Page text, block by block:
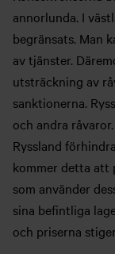
annorlunda. I
begränsats. Man
av tjänster.
utsträckning av
sanktionerna.
och andra
Ryssland
kommer detta att
som använder
sina befintliga
och priserna